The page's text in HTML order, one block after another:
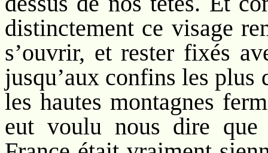
distinctement ce visage
s’ouvrir, et rester fixés
jusqu’aux confins les plus
les hautes montagnes
eut voulu nous dire